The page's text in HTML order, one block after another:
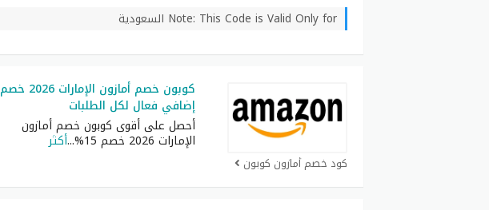
Note: This Code is Valid Only for السعودية
كود خصم أمازون كوبون
كوبون خصم أمازون الإمارات 2026 خصم
إضافي فعال لكل الطلبات
أحصل على أقوى كوبون خصم أمازون
الإمارات 2026 خصم 15% ...أكثر